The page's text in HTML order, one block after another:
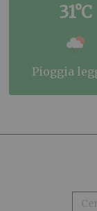
31°C
pioggia